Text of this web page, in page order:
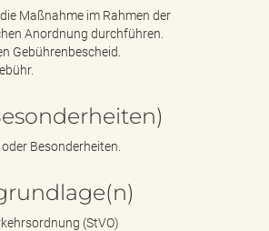
Maßnahme im Rahmen der
Anordnung durchführen.
Gebührenbescheid.
Besonderheiten.
(StVO)